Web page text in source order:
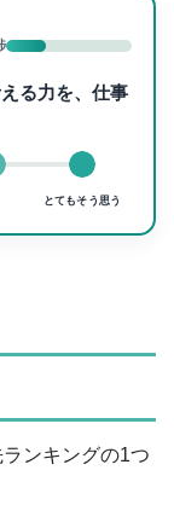
る力を、仕事
とてもそう思う
ンキングの1つ